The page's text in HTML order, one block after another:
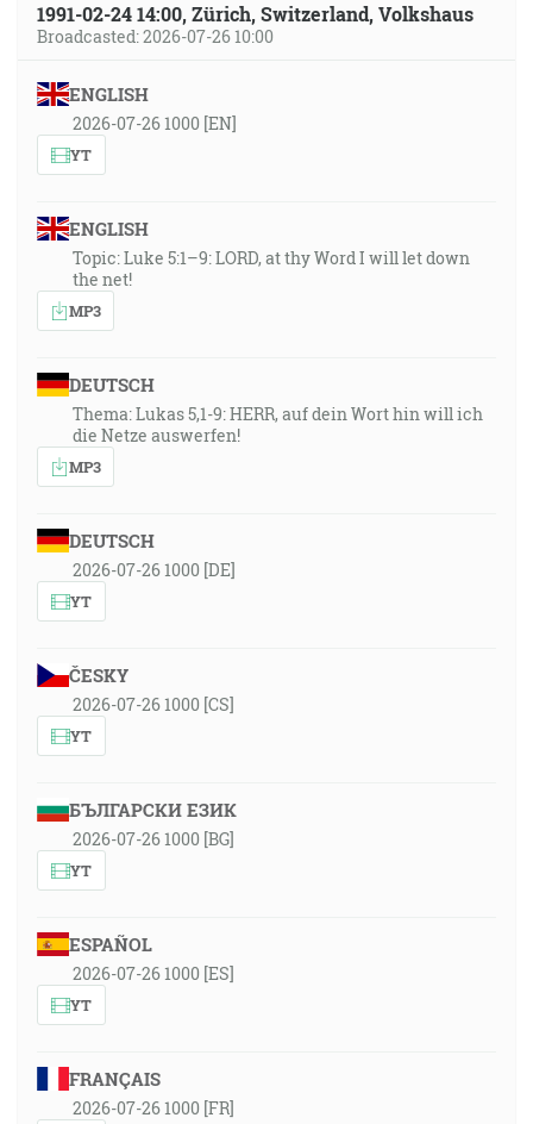
1991-02-24 14:00, Zürich, Switzerland, Volkshaus
Broadcasted: 2026-07-26 10:00
ENGLISH
2026-07-26 1000 [EN]
YT
ENGLISH
Topic: Luke 5:1–9: LORD, at thy Word I will let down
the net!
MP3
DEUTSCH
Thema: Lukas 5,1-9: HERR, auf dein Wort hin will ich
die Netze auswerfen!
MP3
DEUTSCH
2026-07-26 1000 [DE]
YT
ČESKY
2026-07-26 1000 [CS]
YT
БЪЛГАРСКИ ЕЗИК
2026-07-26 1000 [BG]
YT
ESPAÑOL
2026-07-26 1000 [ES]
YT
FRANÇAIS
2026-07-26 1000 [FR]